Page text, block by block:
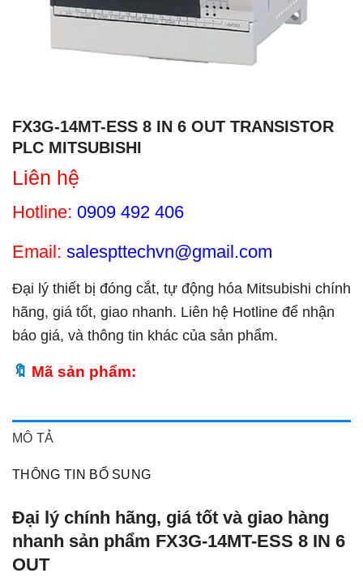
FX3G-14MT-ESS 8 IN 6 OUT TRANSISTOR
PLC MITSUBISHI
Liên hệ
Hotline: 0909 492 406
Email: salespttechvn@gmail.com
Đại lý thiết bị đóng cắt, tự động hóa Mitsubishi chính
hãng, giá tốt, giao nhanh. Liên hệ Hotline để nhận
báo giá, và thông tin khác của sản phẩm.
Mã sản phẩm:
MÔ TẢ
THÔNG TIN BỔ SUNG
Đại lý chính hãng, giá tốt và giao hàng
nhanh sản phẩm FX3G-14MT-ESS 8 IN 6
OUT